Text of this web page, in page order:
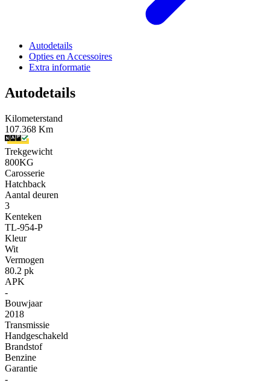
Autodetails
Opties en Accessoires
Extra informatie
Autodetails
Kilometerstand
107.368 Km
Trekgewicht
800KG
Carosserie
Hatchback
Aantal deuren
3
Kenteken
TL-954-P
Kleur
Wit
Vermogen
80.2 pk
APK
-
Bouwjaar
2018
Transmissie
Handgeschakeld
Brandstof
Benzine
Garantie
-